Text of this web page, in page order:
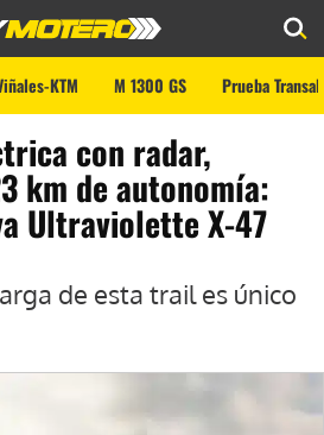
KTM M 1300 GS Prueba
con radar,
km de autonomía:
Ultraviolette X-47
de esta trail es único